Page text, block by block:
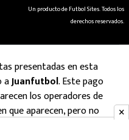
Un producto de Futbol Sites. Todos los
derechos reservados.
presentadas en esta
aJuanfutbol. Este pago
los operadores de
que aparecen, pero no